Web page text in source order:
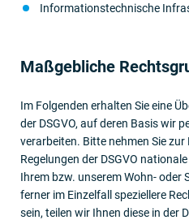
Informationstechnische
Maßgebliche
Im Folgenden erhalten Sie eine
der DSGVO, auf deren Basis wir
verarbeiten. Bitte nehmen Sie
Regelungen der DSGVO
Ihrem bzw. unserem Wohn- oder
ferner im Einzelfall speziellere
sein, teilen wir Ihnen diese in der